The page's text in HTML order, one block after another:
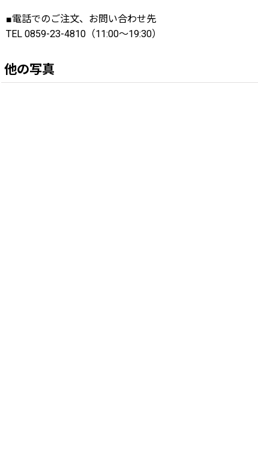
■電話でのご注文、お問い合わせ先
TEL 0859-23-4810（11:00〜19:30）
他の写真